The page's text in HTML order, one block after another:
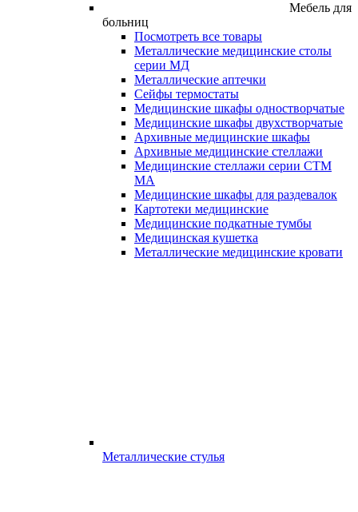
Мебель для
больниц
Посмотреть все товары
Металлические медицинские столы
серии МД
Металлические аптечки
Сейфы термостаты
Медицинские шкафы одностворчатые
Медицинские шкафы двухстворчатые
Архивные медицинские шкафы
Архивные медицинские стеллажи
Медицинские стеллажи серии СТМ
МА
Медицинские шкафы для раздевалок
Картотеки медицинские
Медицинские подкатные тумбы
Медицинская кушетка
Металлические медицинские кровати
Металлические стулья